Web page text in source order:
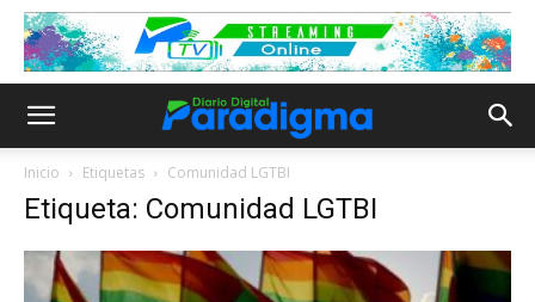
Inicio Etiquetas Comunidad LGTBI
Etiqueta: Comunidad LGTBI